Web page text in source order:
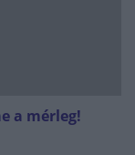
a mérleg!